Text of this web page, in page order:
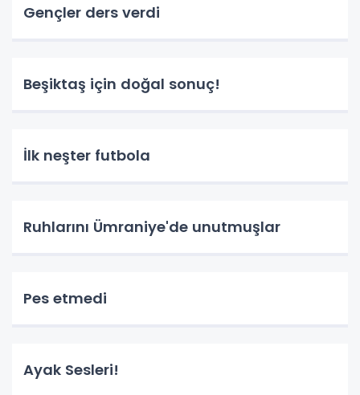
Gençler ders verdi
Beşiktaş için doğal sonuç!
İlk neşter futbola
Ruhlarını Ümraniye'de unutmuşlar
Pes etmedi
Ayak Sesleri!